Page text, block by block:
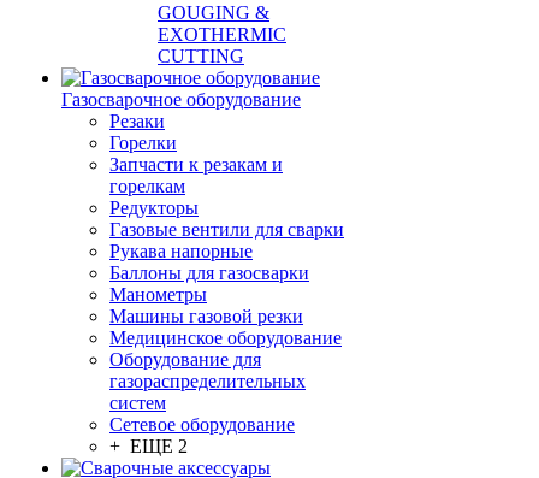
GOUGING &
EXOTHERMIC
CUTTING
Газосварочное оборудование
Резаки
Горелки
Запчасти к резакам и
горелкам
Редукторы
Газовые вентили для сварки
Рукава напорные
Баллоны для газосварки
Манометры
Машины газовой резки
Медицинское оборудование
Оборудование для
газораспределительных
систем
Сетевое оборудование
+ ЕЩЕ 2